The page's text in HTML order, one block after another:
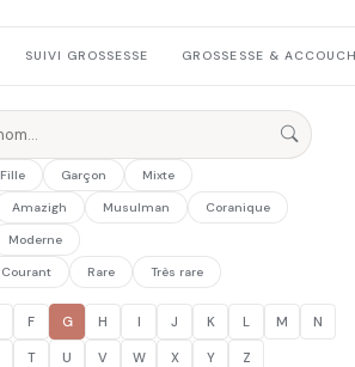
SUIVI GROSSESSE GROSSESSE &
Fille Garçon Mixte
Amazigh Musulman Coranique
Moderne
Courant Rare Très rare
F G H I J K L M N
T U V W X Y Z